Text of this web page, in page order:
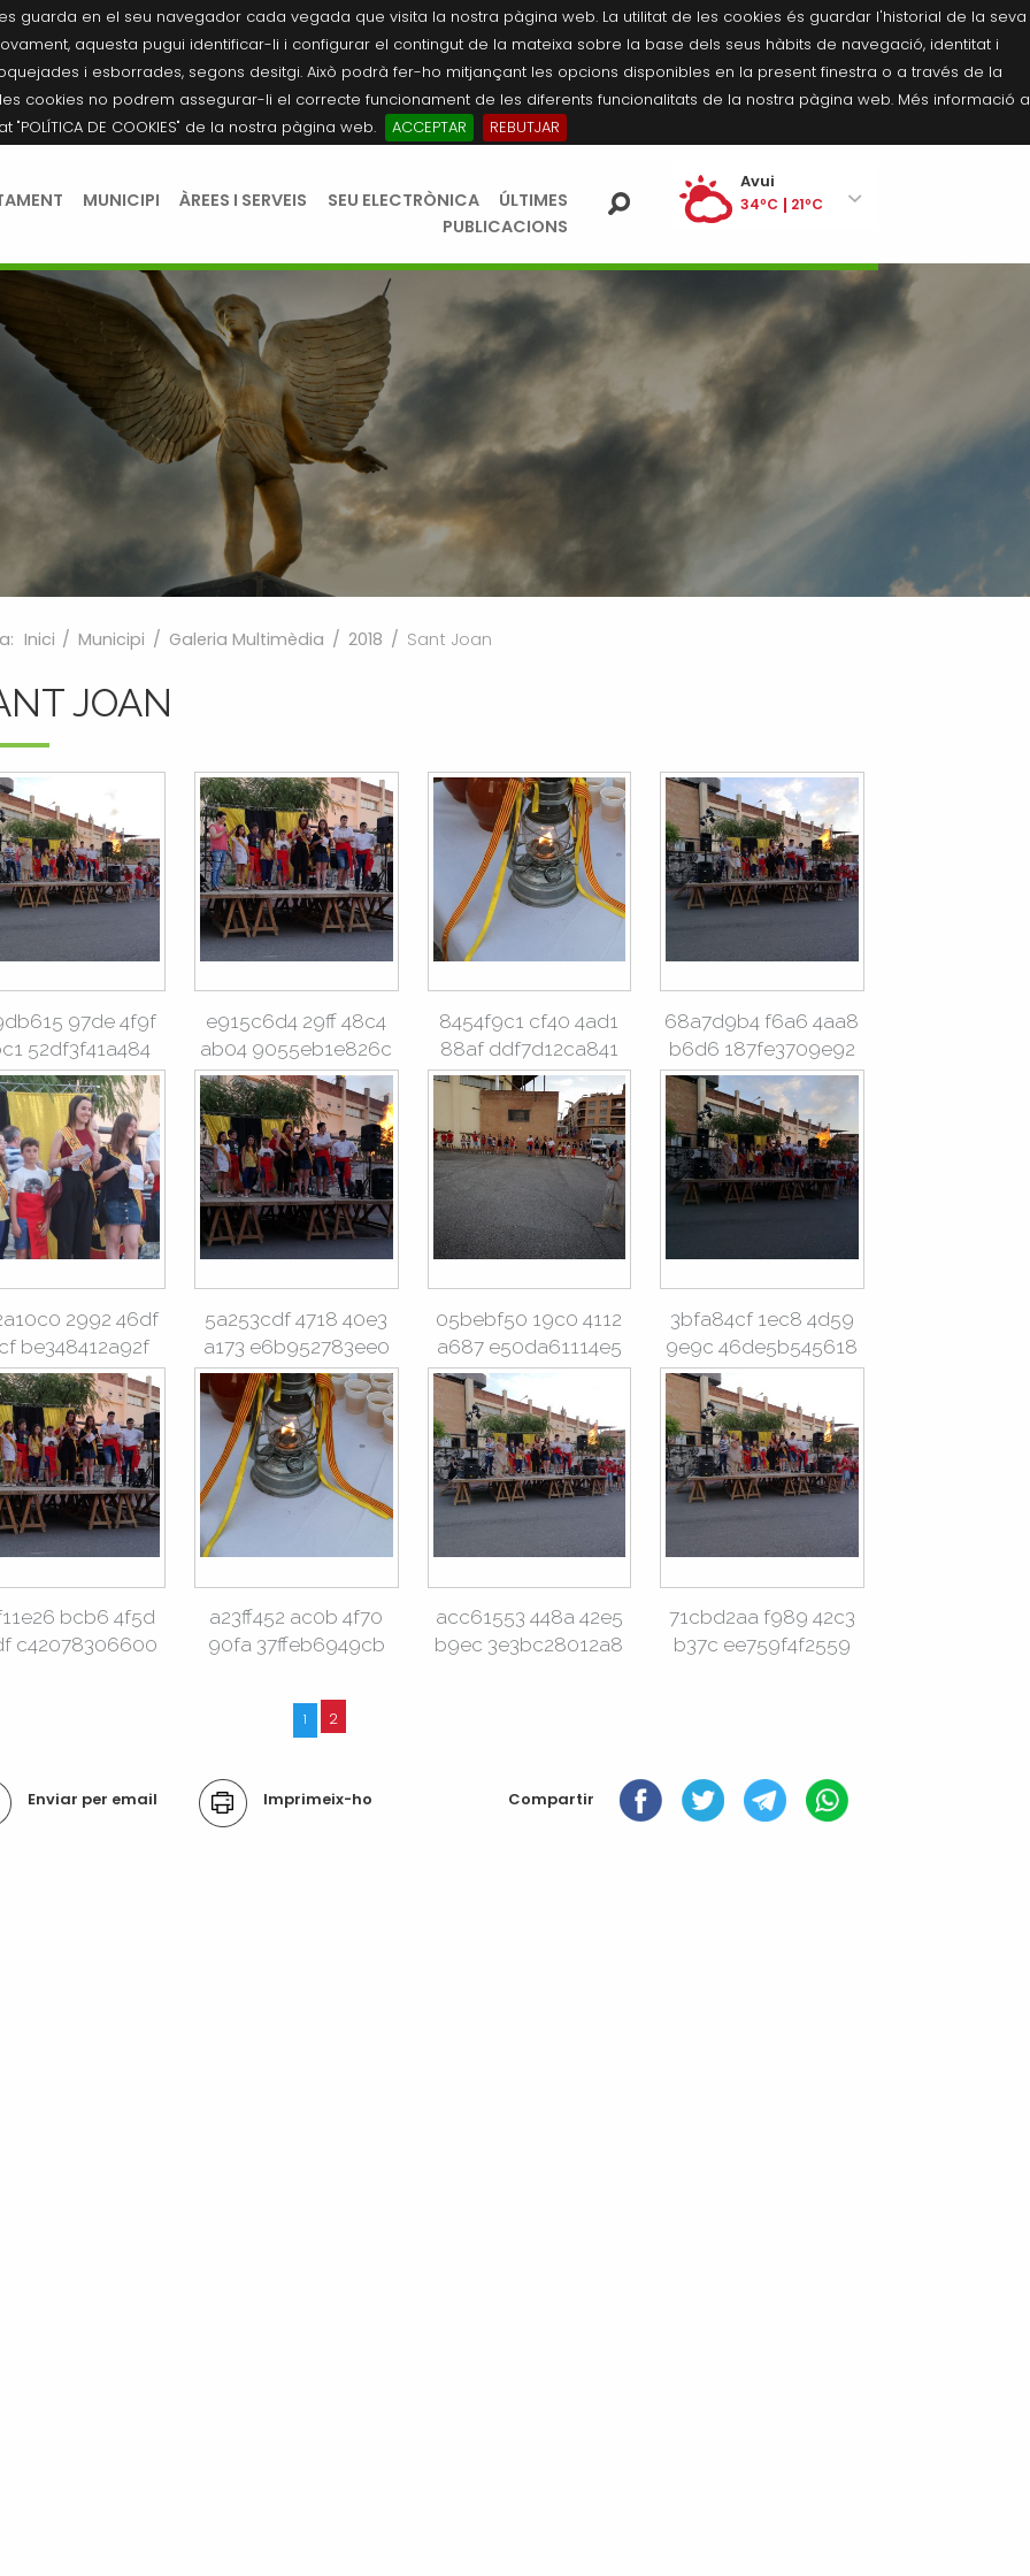
guarda en el seu navegador cada vegada que visita la nostra pàgina web. La utilitat de les cookies és guardar l'historial de la seva
aquesta pugui identificar-li i configurar el contingut de la mateixa sobre la base dels seus hàbits de navegació, identitat i
i esborrades, segons desitgi. Això podrà fer-ho mitjançant les opcions disponibles en la present finestra o a través de la
cookies no podrem assegurar-li el correcte funcionament de les diferents funcionalitats de la nostra pàgina web. Més informació a
"POLÍTICA DE COOKIES" de la nostra pàgina web.
ACCEPTAR REBUTJAR
MUNICIPI ÀREES I SERVEIS SEU ELECTRÒNICA
ÚLTIMES
PUBLICACIONS
Avui
34ºC 21ºC
35ºC 21ºC
Dilluns
36ºC
21ºC
Inici / Municipi / Galeria Multimèdia / 2018 / Sant Joan
JOAN
97de 4f9f
52df3f41a484
e915c6d4 29ff 48c4
ab04 9055eb1e826c
8454f9c1 cf40 4ad1
88af ddf7d12ca841
68a7d9b4 f6a6 4aa8
b6d6 187fe3709e92
2992 46df
be348412a92f
5a253cdf 4718 40e3
a173 e6b952783ee0
05bebf50 19c0 4112
a687 e50da61114e5
3bfa84cf 1ec8 4d59
9e9c 46de5b545618
bcb6 4f5d
c42078306600
a23ff452 ac0b 4f70
90fa 37ffeb6949cb
acc61553 448a 42e5
b9ec 3e3bc28012a8
71cbd2aa f989 42c3
b37c ee759f4f2559
1 2
Enviar per email Imprimeix-ho Compartir